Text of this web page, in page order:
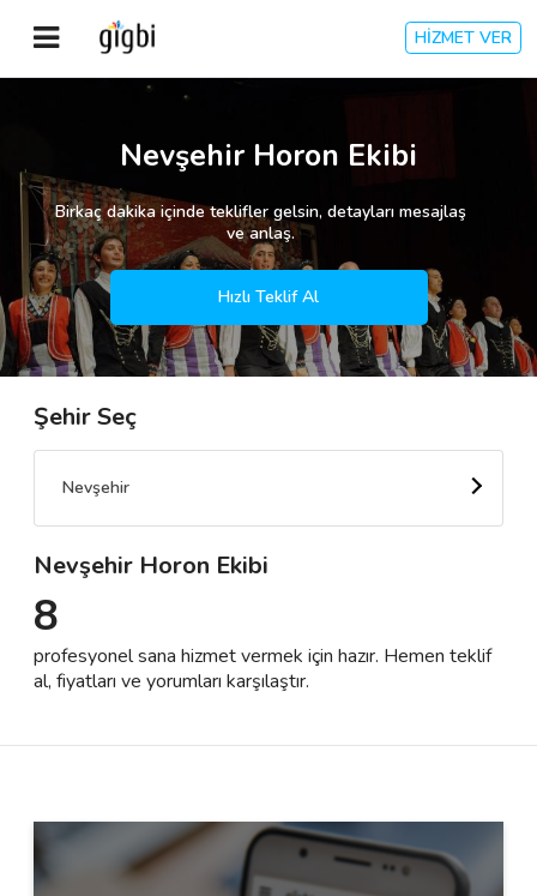
HİZMET VER
Giriş Yap
Kayıt Ol
Kategoriler
🎈 Biz Kimiz?
🌟 Müşteri Değerlendirmeleri
Destek
İletişim
Nevşehir Horon Ekibi
Birkaç dakika içinde teklifler gelsin, detayları mesajlaş
ve anlaş.
Hızlı Teklif Al
Şehir Seç
Nevşehir
Nevşehir Horon Ekibi
8
profesyonel sana hizmet vermek için hazır. Hemen teklif
al, fiyatları ve yorumları karşılaştır.